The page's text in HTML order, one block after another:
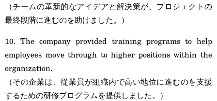
（チームの革新的なアイデアと解決策が、プロジェクトの
最終段階に進むのを助けました。）
10. The company provided training programs to help
employees move through to higher positions within the
organization.
（その企業は、従業員が組織内で高い地位に進むのを支援
するための研修プログラムを提供しました。）